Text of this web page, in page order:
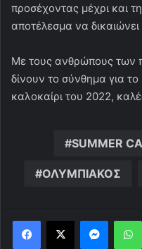
προσέχοντας μέχρι και
αποτέλεσμα να
Με τους ανθρώπους των
δίνουν το σύνθημα για
καλοκαίρι του 2022,
SUMMER
ΟΛΥΜΠΙΑΚΟΣ